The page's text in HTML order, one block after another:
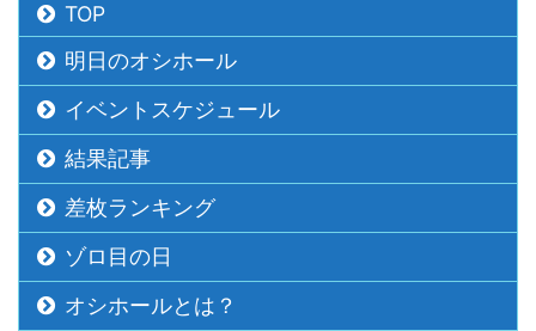
TOP
明日のオシホール
イベントスケジュール
結果記事
差枚ランキング
ゾロ目の日
オシホールとは？